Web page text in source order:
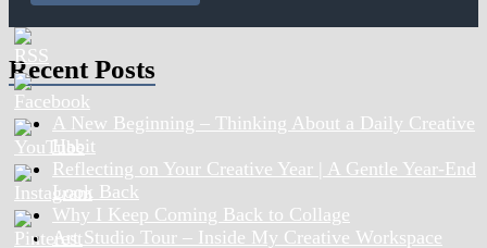
Recent Posts
A New Beginning – Thinking About a Daily Creative
Habit
Reflecting on Your Creative Year | A Gentle Year-End
Look Back
Why I Keep Coming Back to Collage
Art Studio Tour – Inside My Creative Workspace